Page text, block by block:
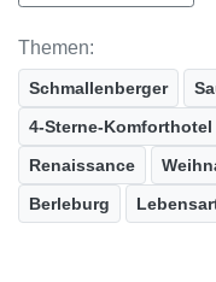
Themen:
Schmallenberger
4-Sterne-Komforthotel
Renaissance
Berleburg